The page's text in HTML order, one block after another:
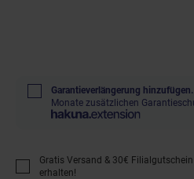
Garantieverlängerung hinzufügen.
Monate zusätzlichen
Promotion "Gratis Versand &amp;
Gratis Versand & 30€
erhalten!